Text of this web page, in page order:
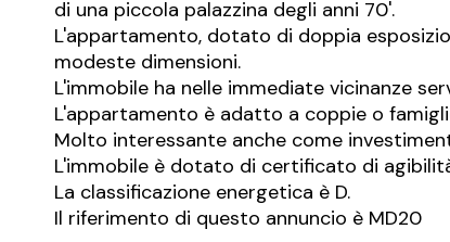
di una piccola palazzina degli anni 70'.
L'appartamento, dotato di doppia
modeste dimensioni.
L'immobile ha nelle immediate vicinanze
L'appartamento è adatto a coppie o
Molto interessante anche come
L'immobile è dotato di certificato di
La classificazione energetica è D.
Il riferimento di questo annuncio è MD20